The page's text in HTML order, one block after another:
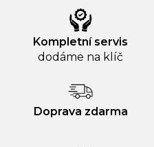
Kompletní servis
dodáme na klíč
Doprava zdarma